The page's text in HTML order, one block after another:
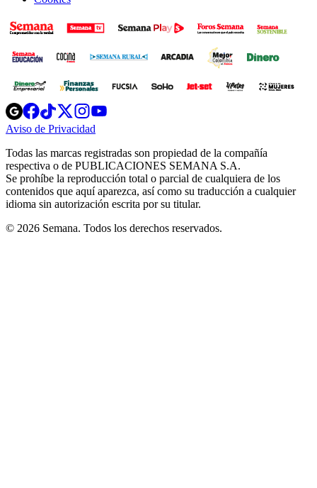
Opens
in
new
Opens
in
new
Opens
in
new
window
Opens
new
windowwindow
Aviso de Privacidad
new
window
Todas las marcas registradas son propiedad de la compañía
respectiva o de PUBLICACIONES SEMANA S.A.
Se prohíbe la reproducción total o parcial de cualquiera de los
contenidos que aquí aparezca, así como su traducción a cualquier
idioma sin autorización escrita por su titular.
© 2026 Semana. Todos los derechos reservados.